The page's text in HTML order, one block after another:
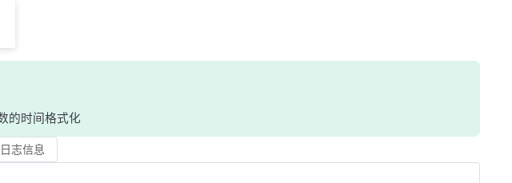
的时间格式化
志信息